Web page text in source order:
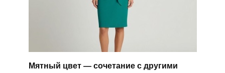
Мятный цвет — сочетание с другими